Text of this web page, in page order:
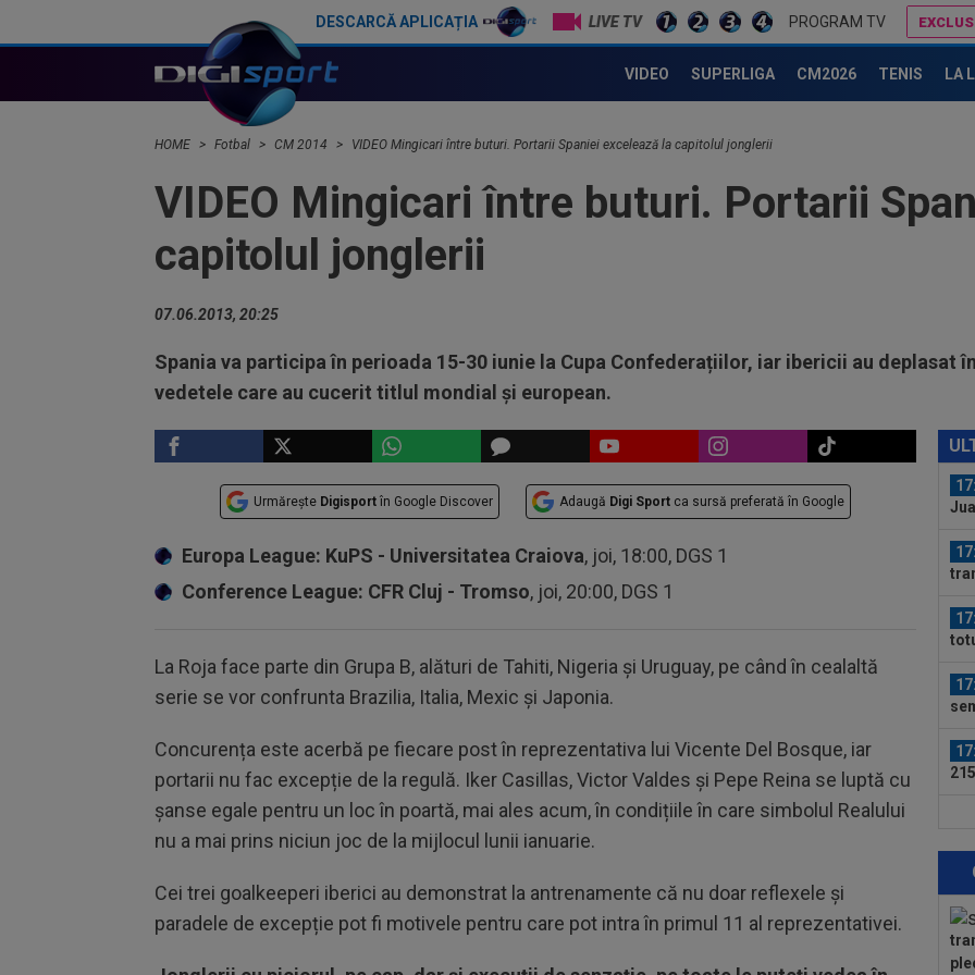
DESCARCĂ APLICAȚIA LIVE TV PROGRAM TV
VIDEO SUPERLIGA CM2026 TENIS LA
HOME Fotbal CM 2014 VIDEO Mingicari între buturi. Portarii Spaniei excelează la capitolul jonglerii
VIDEO Mingicari între buturi. Portarii
capitolul jonglerii
07.06.2013, 20:25
Spania va participa în perioada 15-30 iunie la Cupa Confederațiilor, iar ibericii au deplasat
vedetele care au cucerit titlul mondial și european.
Urmărește Digisport în Google Discover Adaugă Digi Sport ca sursă preferată în Google
Europa League: KuPS - Universitatea Craiova, joi, 18:00, DGS 1
Conference League: CFR Cluj - Tromso, joi, 20:00, DGS 1
La Roja face parte din Grupa B, alături de Tahiti, Nigeria și Uruguay, pe când în cealaltă
serie se vor confrunta Brazilia, Italia, Mexic și Japonia.
Concurența este acerbă pe fiecare post în reprezentativa lui Vicente Del Bosque, iar
portarii nu fac excepție de la regulă. Iker Casillas, Victor Valdes și Pepe Reina se luptă cu
șanse egale pentru un loc în poartă, mai ales acum, în condițiile în care simbolul Realului
nu a mai prins niciun joc de la mijlocul lunii ianuarie.
Cei trei goalkeeperi iberici au demonstrat la antrenamente că nu doar reflexele și
paradele de excepție pot fi motivele pentru care pot intra în primul 11 al reprezentativei.